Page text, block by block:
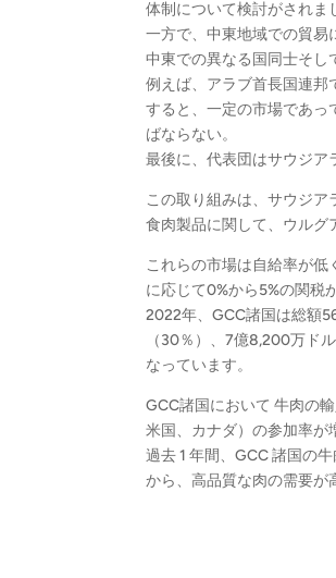
体制について検討がされま
一方で、中東地域での貿易
中東での異なる国同士そし
例えば、アラブ首長国連邦
すると、一定の市場であっ
ばならない。
最後に、代表団はサウジア
この取り組みは、サウジア
食肉製品に関して、ウルグ
これらの市場は自給率が
に応じて0%から5%の関税
2022年、GCC諸国は総額
（30％）、7億8,200万ド
なっています。
GCC諸国において 牛肉の
米国、カナダ）の参加率が
過去 1 年間、GCC 諸国の
から、高品質な肉の需要が